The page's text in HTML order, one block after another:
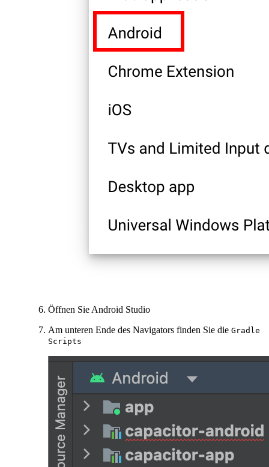
Öffnen Sie Android Studio
Am unteren Ende des Navigators finden Sie die Gradle
Scripts